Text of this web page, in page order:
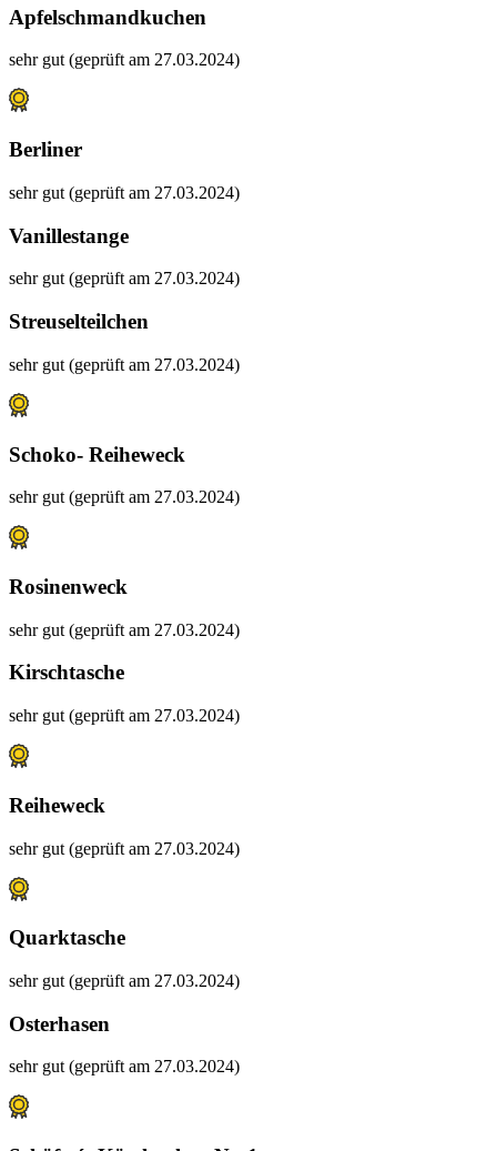
Apfelschmandkuchen
sehr gut (geprüft am 27.03.2024)
Berliner
sehr gut (geprüft am 27.03.2024)
Vanillestange
sehr gut (geprüft am 27.03.2024)
Streuselteilchen
sehr gut (geprüft am 27.03.2024)
Schoko- Reiheweck
sehr gut (geprüft am 27.03.2024)
Rosinenweck
sehr gut (geprüft am 27.03.2024)
Kirschtasche
sehr gut (geprüft am 27.03.2024)
Reiheweck
sehr gut (geprüft am 27.03.2024)
Quarktasche
sehr gut (geprüft am 27.03.2024)
Osterhasen
sehr gut (geprüft am 27.03.2024)